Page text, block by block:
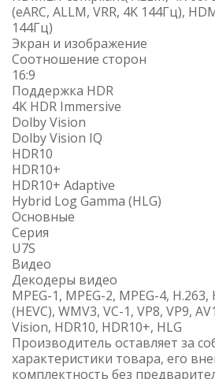
(eARC, ALLM, VRR, 4K 144Гц),
144Гц)
Экран и изображение
Соотношение сторон
16:9
Поддержка HDR
4K HDR Immersive
Dolby Vision
Dolby Vision IQ
HDR10
HDR10+
HDR10+ Adaptive
Hybrid Log Gamma (HLG)
Основные
Серия
U7S
Видео
Декодеры видео
MPEG-1, MPEG-2, MPEG-4, H.263,
(HEVC), WMV3, VC-1, VP8, VP9,
Vision, HDR10, HDR10+, HLG
Производитель оставляет за
характеристики товара, его
комплектность без